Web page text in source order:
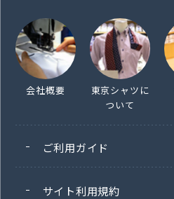
会社概要
東京シャツに
ついて
ご利用ガイド
サイト利用規約